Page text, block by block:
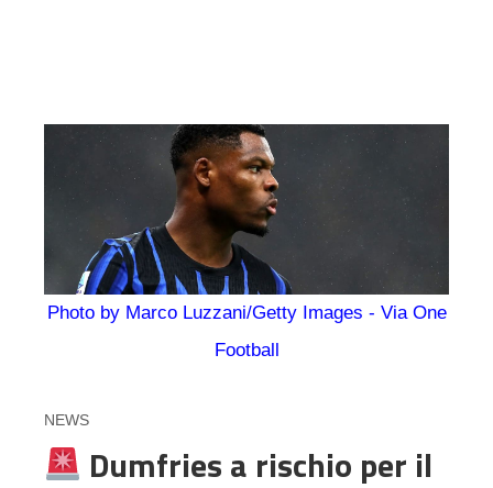
Photo by Marco Luzzani/Getty Images - Via One
Football
NEWS
Dumfries a rischio per il